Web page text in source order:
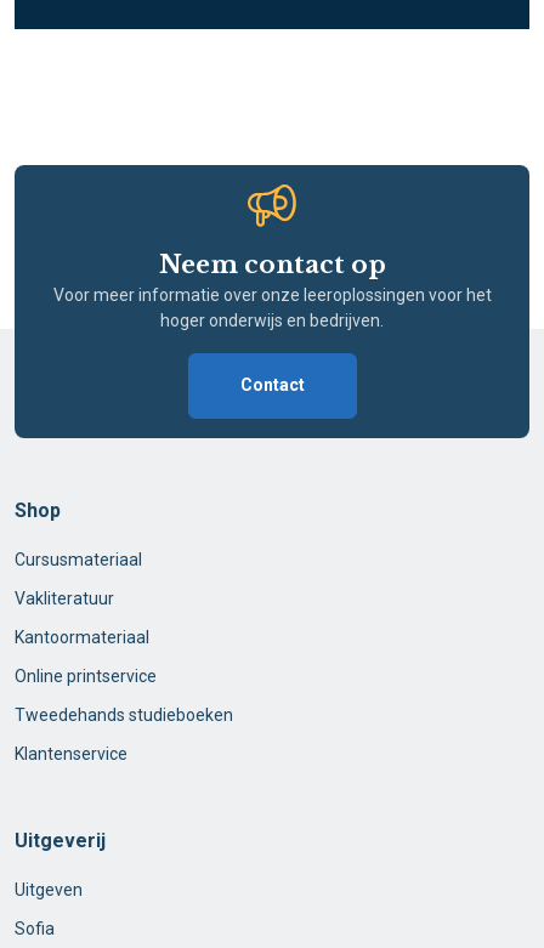
Neem contact op
Voor meer informatie over onze leeroplossingen voor het
hoger onderwijs en bedrijven.
Contact
Shop
Cursusmateriaal
Vakliteratuur
Kantoormateriaal
Online printservice
Tweedehands studieboeken
Klantenservice
Uitgeverij
Uitgeven
Sofia